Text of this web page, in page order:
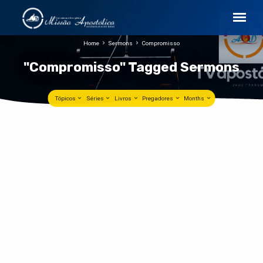
"Compromisso" Tagged Sermons
Home Sermons Compromisso
Tópicos Séries Livros Pregadores Months